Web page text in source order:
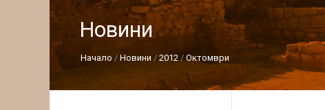
Новини
Начало Новини 2012 Октомври